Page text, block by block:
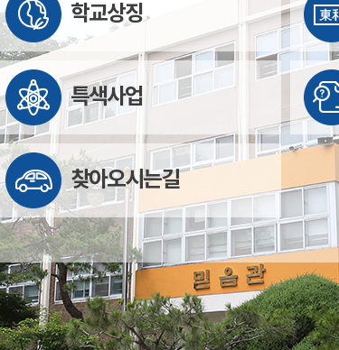
학교상징
특색사업
찾아오시는길